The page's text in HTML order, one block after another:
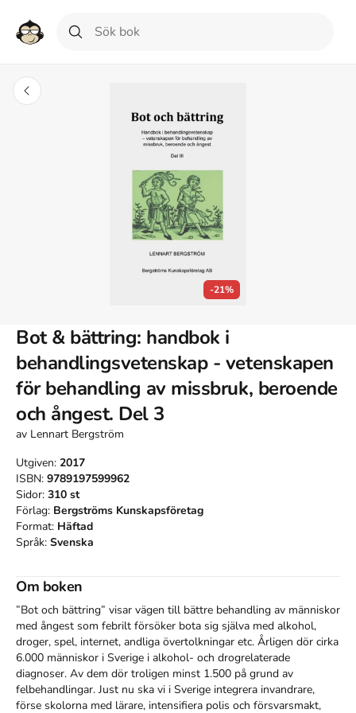
-21%
Bot & bättring: handbok i
behandlingsvetenskap - vetenskapen
för behandling av missbruk, beroende
och ångest. Del 3
av Lennart Bergström
Utgiven: 2017
ISBN: 9789197599962
Sidor: 310 st
Förlag: Bergströms Kunskapsföretag
Format: Häftad
Språk: Svenska
Om boken
”Bot och bättring” visar vägen till bättre behandling av människor
med ångest som febrilt försöker bota sig själva med alkohol,
droger, spel, internet, andliga övertolkningar etc. Årligen dör cirka
6.000 människor i Sverige i alkohol- och drogrelaterade
diagnoser. Av dem dör troligen minst 1.500 på grund av
felbehandlingar. Just nu ska vi i Sverige integrera invandrare,
förse skolorna med lärare, intensifiera polis och försvarsmakt,